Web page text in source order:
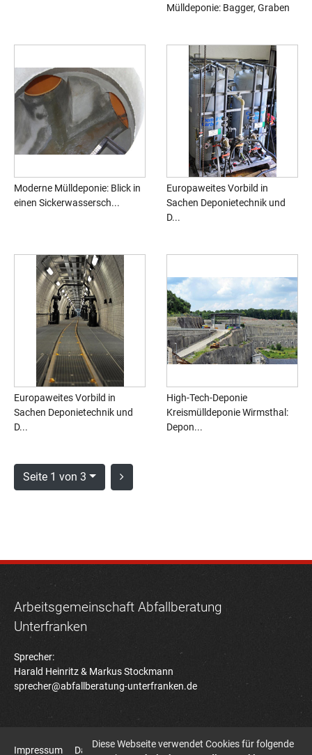
Mülldeponie: Bagger, Graben
Moderne Mülldeponie: Blick in
einen Sickerwassersch...
Europaweites Vorbild in
Sachen Deponietechnik und
D...
Europaweites Vorbild in
Sachen Deponietechnik und
D...
High-Tech-Deponie
Kreismülldeponie Wirmsthal:
Depon...
Seite 1 von 3
Arbeitsgemeinschaft Abfallberatung
Unterfranken
Sprecher:
Harald Heinritz & Markus Stockmann
sprecher@abfallberatung-unterfranken.de
Impressum Datenschutz
Diese Webseite verwendet Cookies für folgende